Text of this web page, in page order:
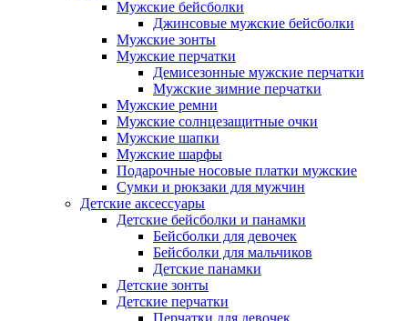
Мужские бейсболки
Джинсовые мужские бейсболки
Мужские зонты
Мужские перчатки
Демисезонные мужские перчатки
Мужские зимние перчатки
Мужские ремни
Мужские солнцезащитные очки
Мужские шапки
Мужские шарфы
Подарочные носовые платки мужские
Сумки и рюкзаки для мужчин
Детские аксессуары
Детские бейсболки и панамки
Бейсболки для девочек
Бейсболки для мальчиков
Детские панамки
Детские зонты
Детские перчатки
Перчатки для девочек